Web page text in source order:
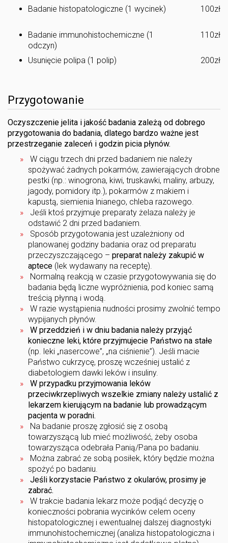
Badanie histopatologiczne (1 wycinek) 100zł
Badanie immunohistochemiczne (1
odczyn)
110zł
Usunięcie polipa (1 polip) 200zł
Przygotowanie
Oczyszczenie jelita i jakość badania zależą od dobrego
przygotowania do badania, dlatego bardzo ważne jest
przestrzeganie zaleceń i godzin picia płynów.
W ciągu trzech dni przed badaniem nie należy
spożywać żadnych pokarmów, zawierających drobne
pestki (np.: winogrona, kiwi, truskawki, maliny, arbuzy,
jagody, pomidory itp.), pokarmów z makiem i
kapustą, siemienia lnianego, chleba razowego.
Jeśli ktoś przyjmuje preparaty żelaza należy je
odstawić 2 dni przed badaniem.
Sposób przygotowania jest uzależniony od
planowanej godziny badania oraz od preparatu
przeczyszczającego – preparat należy zakupić w
aptece (lek wydawany na receptę).
Normalną reakcją w czasie przygotowywania się do
badania będą liczne wypróżnienia, pod koniec samą
treścią płynną i wodą.
W razie wystąpienia nudności prosimy zwolnić tempo
wypijanych płynów.
W przeddzień i w dniu badania należy przyjąć
konieczne leki, które przyjmujecie Państwo na stałe
(np. leki „nasercowe”, „na ciśnienie”). Jeśli macie
Państwo cukrzycę, proszę wcześniej ustalić z
diabetologiem dawki leków i insuliny.
W przypadku przyjmowania leków
przeciwkrzepliwych wszelkie zmiany należy ustalić z
lekarzem kierującym na badanie lub prowadzącym
pacjenta w poradni.
Na badanie proszę zgłosić się z osobą
towarzyszącą lub mieć możliwość, żeby osoba
towarzysząca odebrała Panią/Pana po badaniu.
Można zabrać ze sobą posiłek, który będzie można
spożyć po badaniu.
Jeśli korzystacie Państwo z okularów, prosimy je
zabrać.
W trakcie badania lekarz może podjąć decyzję o
konieczności pobrania wycinków celem oceny
histopatologicznej i ewentualnej dalszej diagnostyki
immunohistochemicznej (analiza histopatologiczna i